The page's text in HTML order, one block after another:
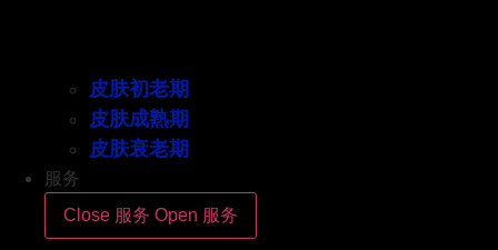
皮肤初老期
皮肤成熟期
皮肤衰老期
服务
Close 服务 Open 服务